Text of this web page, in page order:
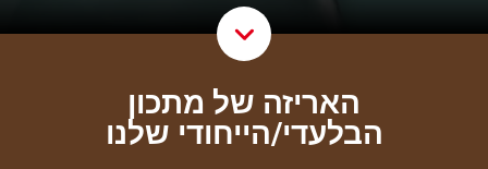
Down
האריזה של מתכון
הבלעדי/הייחודי שלנו